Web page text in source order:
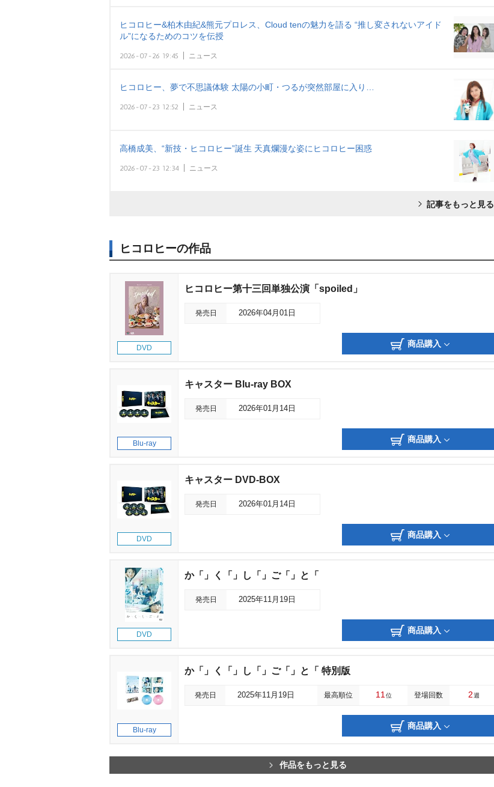
ヒコロヒー&柏木由紀&熊元プロレス、Cloud tenの魅力を語る “推し変されないアイド
ル”になるためのコツを伝授
2026-07-26 19:45 ニュース
ヒコロヒー、夢で不思議体験 太陽の小町・つるが突然部屋に入り…
2026-07-23 12:52 ニュース
高橋成美、“新技・ヒコロヒー”誕生 天真爛漫な姿にヒコロヒー困惑
2026-07-23 12:34 ニュース
記事をもっと見る
ヒコロヒーの作品
DVD
ヒコロヒー第十三回単独公演「spoiled」
発売日 2026年04月01日
商品購入
Blu-ray
キャスター Blu-ray BOX
発売日 2026年01月14日
商品購入
DVD
キャスター DVD-BOX
発売日 2026年01月14日
商品購入
DVD
か「」く「」し「」ご「」と「
発売日 2025年11月19日
商品購入
Blu-ray
か「」く「」し「」ご「」と「 特別版
発売日 2025年11月19日 最高順位 11 位 登場回数 2週
商品購入
作品をもっと見る